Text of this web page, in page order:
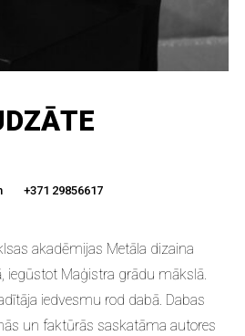
+371 29856617
akadēmijas Metāla dizaina
iegūstot Maģistra grādu mākslā.
iedvesmu rod dabā. Dabas
un faktūrās saskatāma autores